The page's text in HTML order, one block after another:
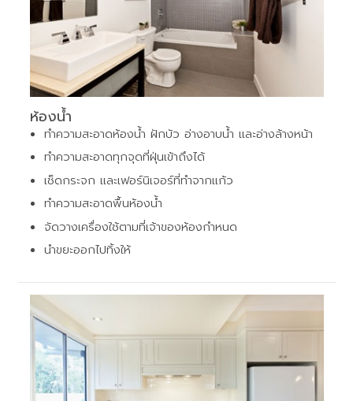
ห้องน้ำ
ทำความสะอาดห้องน้ำ ฝักบัว อ่างอาบน้ำ และอ่างล้างหน้า
ทำความสะอาดทุกจุดที่ฝุ่นเข้าถึงได้
เช็ดกระจก และเฟอร์นิเจอร์ที่ทำจากแก้ว
ทำความสะอาดพื้นห้องน้ำ
จัดวางเครื่องใช้ตามที่เจ้าของห้องกำหนด
นำขยะออกไปทิ้งให้